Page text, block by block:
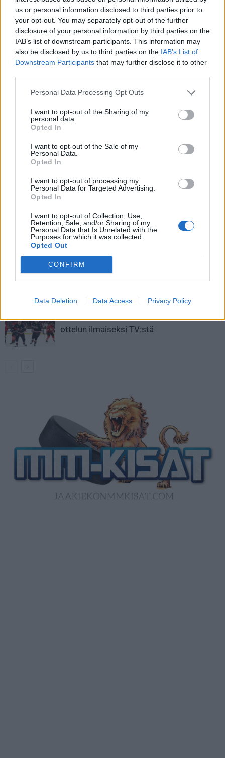
us or personal information disclosed to third parties prior to
your opt-out. You may separately opt-out of the further
disclosure of your personal information by third parties on the
IAB’s list of downstream participants. This information may
also be disclosed by us to third parties on the IAB’s List of
Downstream Participants that may further disclose it to other
Personal Data Processing Opt Outs
I want to opt-out of the Sharing of my
personal data.
Opted In
I want to opt-out of the Sale of my
Personal Data.
Opted In
I want to opt-out of processing my
Personal Data for Targeted Advertising.
Opted In
I want to opt-out of Collection, Use,
Retention, Sale, and/or Sharing of my
Personal Data that Is Unrelated with the
Purposes for which it was collected.
Opted Out
CONFIRM
Data Deletion Data Access Privacy Policy
— Sporttiklipit (@Sporttiklipit) March 1, 2024
Edellinen artikkeli
Tapparan Nicholas Baptistelta
Lars Bryggmania rajusti pään
Seuraava artikkeli
Ville Kolppanen haastoi 18-
LIITTYVÄT ARTIKKELIT
Leijonat julkisti ketjut Sveitsi-peliin –
Aleksander Barkov tekee paluun
kaukaloon
Venäläisveskari sekosi Suomen 2.
divisioonassa – sai samasta tilanteesta
Kanada – USA klo 15:10 – näin katsot
ottelun ilmaiseksi TV:stä